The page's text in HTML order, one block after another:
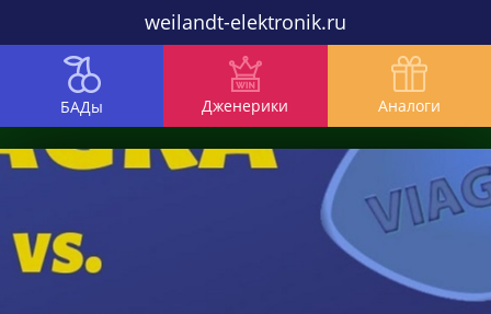
weilandt-elektronik.ru
БАДы Дженерики Аналоги